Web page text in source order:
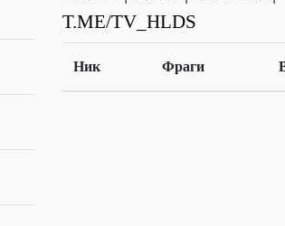
T.ME/TV_HLDS
Ник Фраги